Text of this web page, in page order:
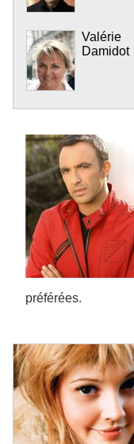
Valérie
Damidot
préférées.